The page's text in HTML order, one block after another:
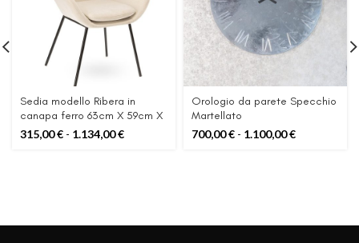
Sedia modello Ribera in
canapa ferro 63cm X 59cm X
81cm/h elegante e comoda
315,00€ - 1.134,00€Fascia
Orologio da parete Specchio
Martellato
700,00€ - 1.100,00€Fascia